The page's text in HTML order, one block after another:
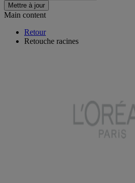
Mettre à jour
Main content
Retour
Retouche racines